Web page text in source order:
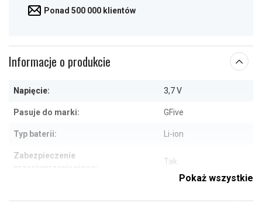
Ponad 500 000 klientów
Informacje o produkcie
Napięcie: 3,7 V
Pasuje do marki: GFive
Typ baterii: Li-ion
Zabezpieczenie
Tak
mm
Pokaż wszystkie